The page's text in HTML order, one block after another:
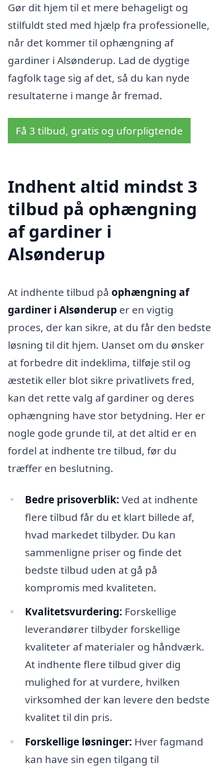
Gør dit hjem til et mere behageligt og
stilfuldt sted med hjælp fra professionelle,
når det kommer til ophængning af
gardiner i Alsønderup. Lad de dygtige
fagfolk tage sig af det, så du kan nyde
resultaterne i mange år fremad.
Få 3 tilbud, gratis og uforpligtende
Indhent altid mindst 3
tilbud på ophængning
af gardiner i
Alsønderup
At indhente tilbud på ophængning af
gardiner i Alsønderup er en vigtig
proces, der kan sikre, at du får den bedste
løsning til dit hjem. Uanset om du ønsker
at forbedre dit indeklima, tilføje stil og
æstetik eller blot sikre privatlivets fred,
kan det rette valg af gardiner og deres
ophængning have stor betydning. Her er
nogle gode grunde til, at det altid er en
fordel at indhente tre tilbud, før du
træffer en beslutning.
Bedre prisoverblik: Ved at indhente
flere tilbud får du et klart billede af,
hvad markedet tilbyder. Du kan
sammenligne priser og finde det
bedste tilbud uden at gå på
kompromis med kvaliteten.
Kvalitetsvurdering: Forskellige
leverandører tilbyder forskellige
kvaliteter af materialer og håndværk.
At indhente flere tilbud giver dig
mulighed for at vurdere, hvilken
virksomhed der kan levere den bedste
kvalitet til din pris.
Forskellige løsninger: Hver fagmand
kan have sin egen tilgang til